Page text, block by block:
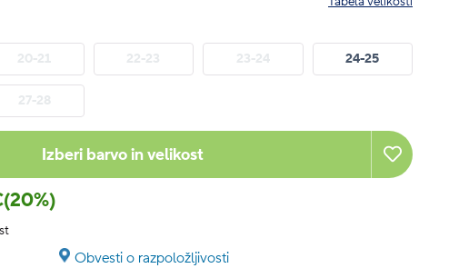
20-21 22-23 23-24 24-25
27-28
Izberi barvo in velikost
(20%)
Obvesti o razpoložljivosti